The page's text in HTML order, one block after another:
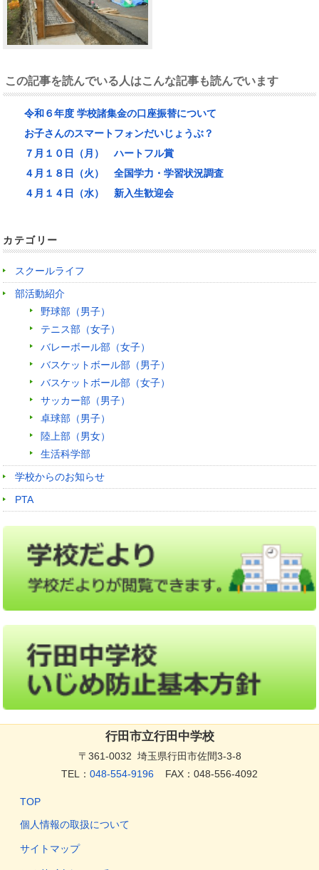
この記事を読んでいる人はこんな記事も読んでいます
令和６年度 学校諸集金の口座振替について
お子さんのスマートフォンだいじょうぶ？
７月１０日（月） ハートフル賞
４月１８日（火） 全国学力・学習状況調査
４月１４日（水） 新入生歓迎会
カテゴリー
スクールライフ
部活動紹介
野球部（男子）
テニス部（女子）
バレーボール部（女子）
バスケットボール部（男子）
バスケットボール部（女子）
サッカー部（男子）
卓球部（男子）
陸上部（男女）
生活科学部
学校からのお知らせ
PTA
行田市立行田中学校
〒361-0032 埼玉県行田市佐間3-3-8
TEL： 048-554-9196 FAX：048-556-4092
TOP
個人情報の取扱について
サイトマップ